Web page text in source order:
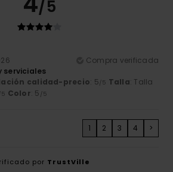
/5
Compra verificada
serviciales
calidad-precio: 5/5 Talla: Talla
Color: 5 /5
1 2 3 4 >
por TrustVille